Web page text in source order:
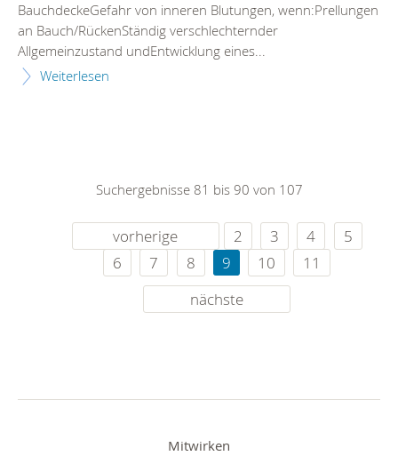
BauchdeckeGefahr von inneren Blutungen, wenn:Prellungen
an Bauch/RückenStändig verschlechternder
Allgemeinzustand undEntwicklung eines...
Weiterlesen
Suchergebnisse 81 bis 90 von 107
vorherige 2 3 4
5
6
7 8 9 10
11
nächste
Mitwirken